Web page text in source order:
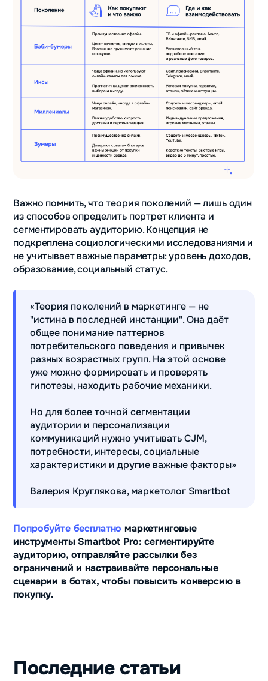
Важно помнить, что теория поколений — лишь один
из способов определить портрет клиента и
сегментировать аудиторию. Концепция не
подкреплена социологическими исследованиями и
не учитывает важные параметры: уровень доходов,
образование, социальный статус.
«Теория поколений в маркетинге — не
"истина в последней инстанции". Она даёт
общее понимание паттернов
потребительского поведения и привычек
разных возрастных групп. На этой основе
уже можно формировать и проверять
гипотезы, находить рабочие механики.
Но для более точной сегментации
аудитории и персонализации
коммуникаций нужно учитывать CJM,
потребности, интересы, социальные
характеристики и другие важные факторы»
Валерия Круглякова, маркетолог Smartbot
Попробуйте бесплатно маркетинговые
инструменты Smartbot Pro: сегментируйте
аудиторию, отправляйте рассылки без
ограничений и настраивайте персональные
сценарии в ботах, чтобы повысить конверсию в
покупку.
Последние статьи